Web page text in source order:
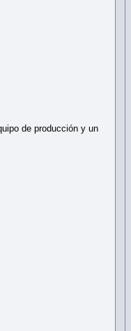
de producción y un